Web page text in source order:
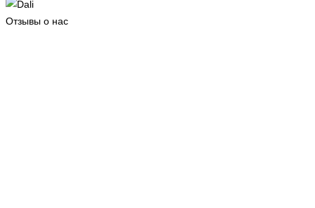
Отзывы о нас